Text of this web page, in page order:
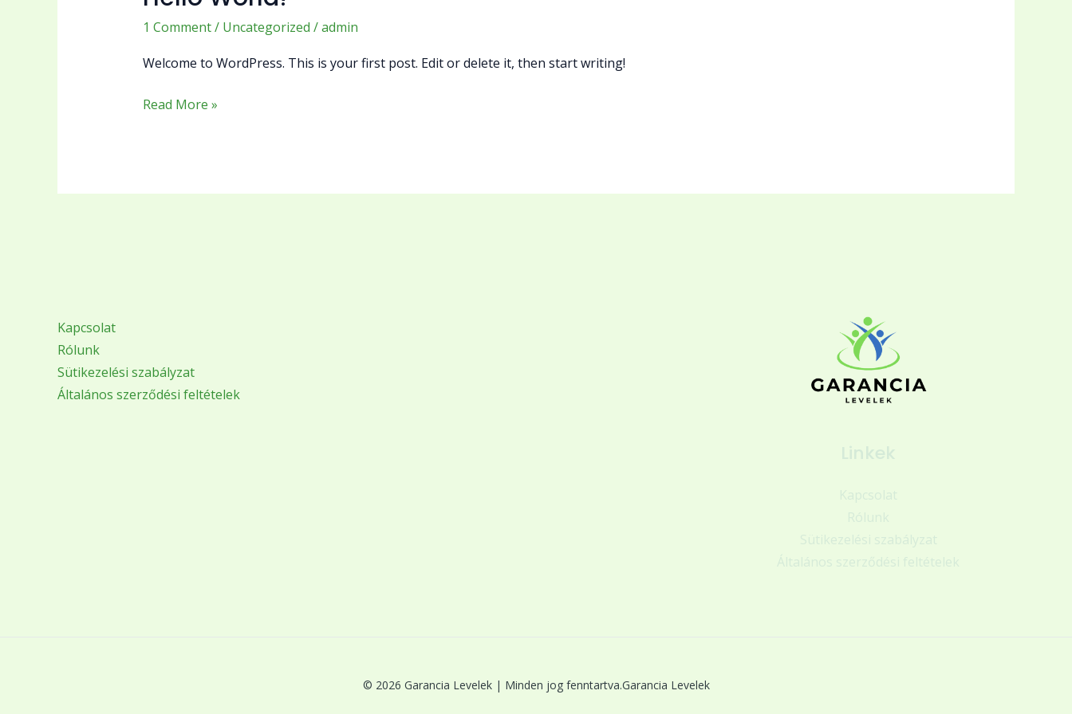
1 Comment/ Uncategorized /admin
Welcome to WordPress. This is your first post. Edit or delete it, then start writing!
Read More »
Kapcsolat
Rólunk
Sütikezelési szabályzat
Általános szerződési feltételek
Linkek
Kapcsolat
Rólunk
Sütikezelési szabályzat
Általános szerződési feltételek
© 2026 Garancia Levelek | Minden jog fenntartva.Garancia Levelek